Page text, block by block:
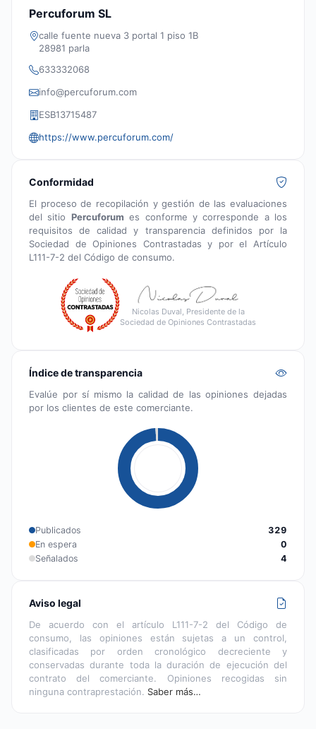
Percuforum SL
calle fuente nueva 3 portal 1 piso 1B
28981 parla
633332068
info@percuforum.com
ESB13715487
https://www.percuforum.com/
Conformidad
El proceso de recopilación y gestión de las evaluaciones
del sitio Percuforum es conforme y corresponde a los
requisitos de calidad y transparencia definidos por la
Sociedad de Opiniones Contrastadas y por el Artículo
L111-7-2 del Código de consumo.
Nicolas Duval, Presidente de la
Sociedad de Opiniones Contrastadas
Índice de transparencia
Evalúe por sí mismo la calidad de las opiniones dejadas
por los clientes de este comerciante.
Publicados
329
En espera
0
Señalados
4
Aviso legal
De acuerdo con el artículo L111-7-2 del Código de
consumo, las opiniones están sujetas a un control,
clasificadas por orden cronológico decreciente y
conservadas durante toda la duración de ejecución del
contrato del comerciante. Opiniones recogidas sin
ninguna contraprestación. Saber más…